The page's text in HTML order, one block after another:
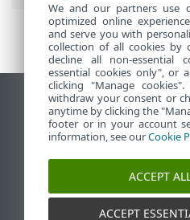
Ver sitio para
End of Life
Base de conocimiento
Foro de ESET
ESET Status Portal
Soporte técnico
We and our partners use
optimized online
and serve you with
collection of all cookies by
decline all non-essential
essential cookies only", or
clicking "Manage
withdraw your consent or
anytime by clicking the
footer or in your account
information, see ourCookie
ACCEPT
ACCEPT